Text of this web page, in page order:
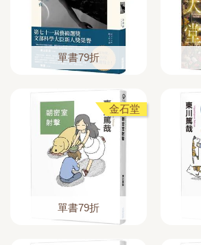
單書79折
金石堂
單書79折